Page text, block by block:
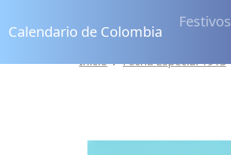
Calendario de Colombia
Festivos
Inicio Fecha Especial 1913